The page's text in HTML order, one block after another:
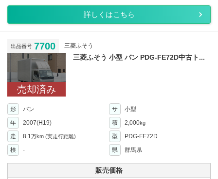
詳しくはこちら
出品番号 7700 三菱ふそう
売却済み
三菱ふそう 小型 バン PDG-FE72D中古ト...
形 バン サ
小型
年
2007(H19) 積 2,000kg
走 8.1 万km (実走行距離) 型
PDG-FE72D
検
- 県 群馬県
販売価格